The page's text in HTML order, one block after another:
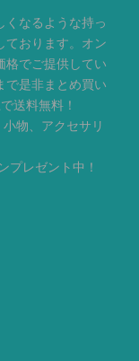
くなるような持っ
ております。オン
格でご提供してい
で是非まとめ買い
送料無料！
物、アクセサリ
プレゼント中！